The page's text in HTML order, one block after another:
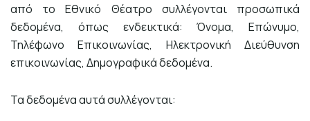
από το Εθνικό Θέατρο συλλέγονται προσωπικά
δεδομένα, όπως ενδεικτικά: Όνομα, Επώνυμο,
Τηλέφωνο Επικοινωνίας, Ηλεκτρονική Διεύθυνση
επικοινωνίας, Δημογραφικά δεδομένα.
Τα δεδομένα αυτά συλλέγονται: